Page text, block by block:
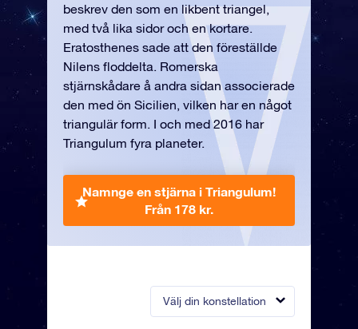
Välj din konstellation
beskrev den som en likbent triangel,
med två lika sidor och en kortare.
Eratosthenes sade att den föreställde
Nilens floddelta. Romerska
stjärnskådare å andra sidan associerade
den med ön Sicilien, vilken har en något
triangulär form. I och med 2016 har
Triangulum fyra planeter.
Namnge en stjärna i Triangulum!
Från 178 kr.